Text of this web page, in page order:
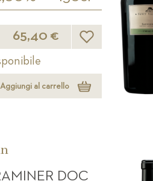
65,40 € Lista desideri
Aggiungi al carrello
DOC